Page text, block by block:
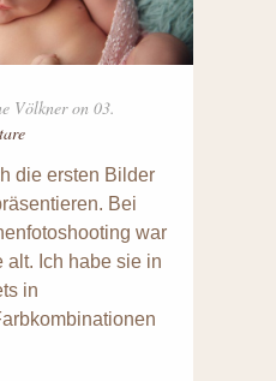
Völkner on 03.
die ersten Bilder
Bei
war
alt. Ich habe sie in
in